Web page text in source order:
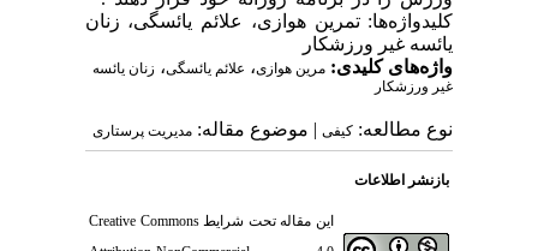
کلیدواژه‌ها: تمرین هوازی، علائم یائسگی، زنان
یائسه غیر ورزشکار
واژه‌های کلیدی: مرین هوازی، علائم یائسگی، زنان یائسه
غیر ورزشکار
نوع مطالعه: کیفی| موضوع مقاله: مدیریت پرستاری
بازنشر اطلاعات
این مقاله تحت شرایطCreative Commons